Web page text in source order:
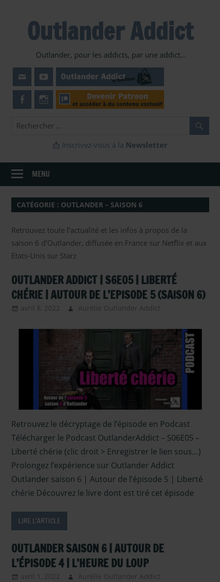
Outlander Addict
Outlander, pour les addicts, par une addict…
📩 Inscrivez-vous à la Newsletter
MENU
CATÉGORIE : OUTLANDER – SAISON 6
Retrouvez toute l’actualité et les infos à propos de la
saison 6 d’Outlander, diffusée en France sur Netflix et aux
Etats-Unis sur Starz
OUTLANDER ADDICT | S6E05 | LIBERTÉ
CHÉRIE | AUTOUR DE L’EPISODE 5 (SAISON 6)
avril 8, 2022 Aurélie Outlander Addict
6,podcast,
Serie TV
Outlander
Retrouvez le décryptage de l’épisode en Podcast
Télécharger le Podcast OutlanderAddict – S06E05 –
Liberté chérie (clic droit > Enregistrer le lien sous…)
Prolongez l’expérience sur Outlander Addict
Outlander saison 6 | Autour de l’épisode 5 | Liberté
chérie Découvrez le livre dont est tiré cet épisode
LIRE L'ARTICLE
OUTLANDER SAISON 6 | AUTOUR DE
L’ÉPISODE 4 | L’HEURE DU LOUP
avril 1, 2022 Aurélie Outlander Addict